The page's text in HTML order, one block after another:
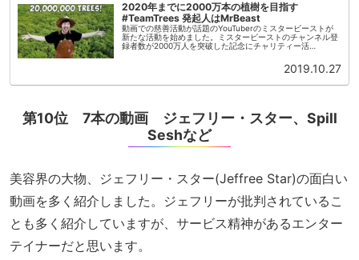
2020年までに2000万本の植樹を目指す
#TeamTrees 発起人はMrBeast
動画での慈善活動が話題のYouTuberのミスタービーストが
新たな活動を始めました。ミスタービーストのチャンネル登
録者数が2000万人を突破した記念にチャリティー活
2019.10.27
第10位 7本の動画 ジェフリー・スター、Spill
Seshなど
美容界の大物、ジェフリー・スター(Jeffree Star)の面白い
動画を多く紹介しました。ジェフリーが批判されているこ
とも多く紹介していますが、サービス精神があるエンター
テイナーだと思います。